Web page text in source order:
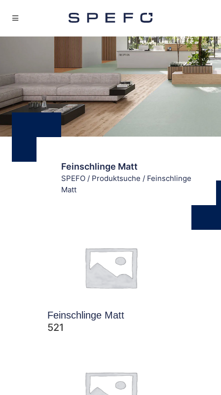
Feinschlinge Matt
SPEFO / Produktsuche / Feinschlinge
Matt
Feinschlinge Matt
521